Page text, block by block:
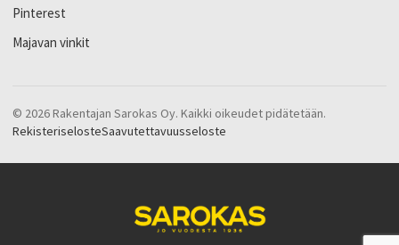
Pinterest
Majavan vinkit
© 2026 Rakentajan Sarokas Oy. Kaikki oikeudet pidätetään.
RekisteriselosteSaavutettavuusseloste